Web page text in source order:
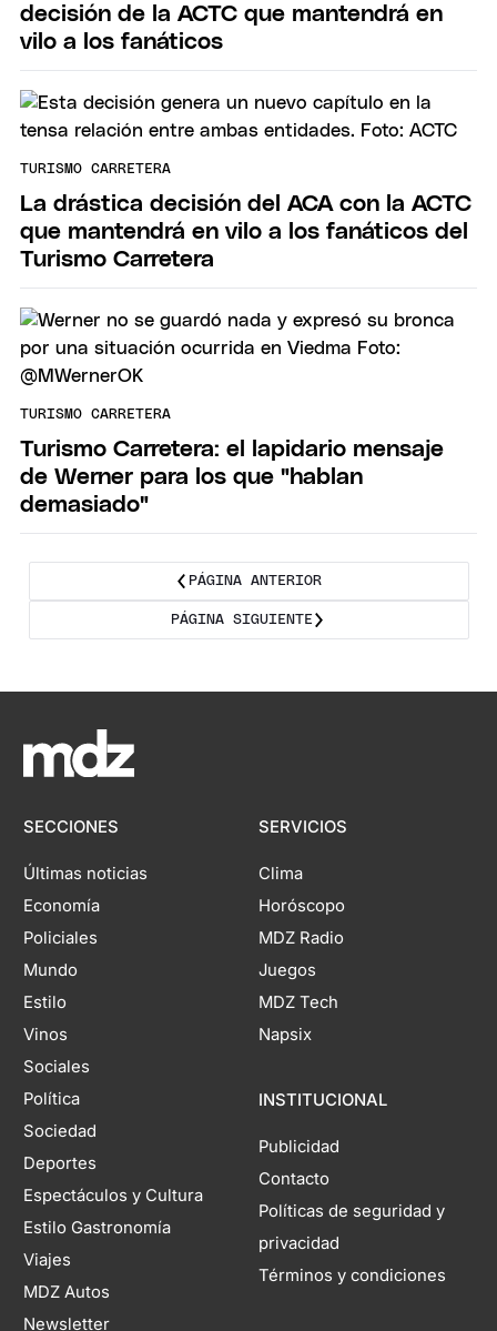
decisión de la ACTC que mantendrá en
vilo a los fanáticos
TURISMO CARRETERA
La drástica decisión del ACA con la ACTC
que mantendrá en vilo a los fanáticos del
Turismo Carretera
TURISMO CARRETERA
Turismo Carretera: el lapidario mensaje
de Werner para los que "hablan
demasiado"
PÁGINA ANTERIOR
PÁGINA SIGUIENTE
SECCIONES
Últimas noticias
Economía
Policiales
Mundo
Estilo
Vinos
Sociales
Política
Sociedad
Deportes
Espectáculos y Cultura
Estilo Gastronomía
Viajes
MDZ Autos
Newsletter
SERVICIOS
Clima
Horóscopo
MDZ Radio
Juegos
MDZ Tech
Napsix
INSTITUCIONAL
Publicidad
Contacto
Políticas de seguridad y
privacidad
Términos y condiciones